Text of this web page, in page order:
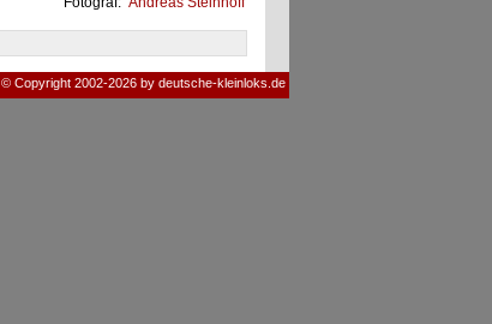
© Copyright 2002-2026 by deutsche-kleinloks.de